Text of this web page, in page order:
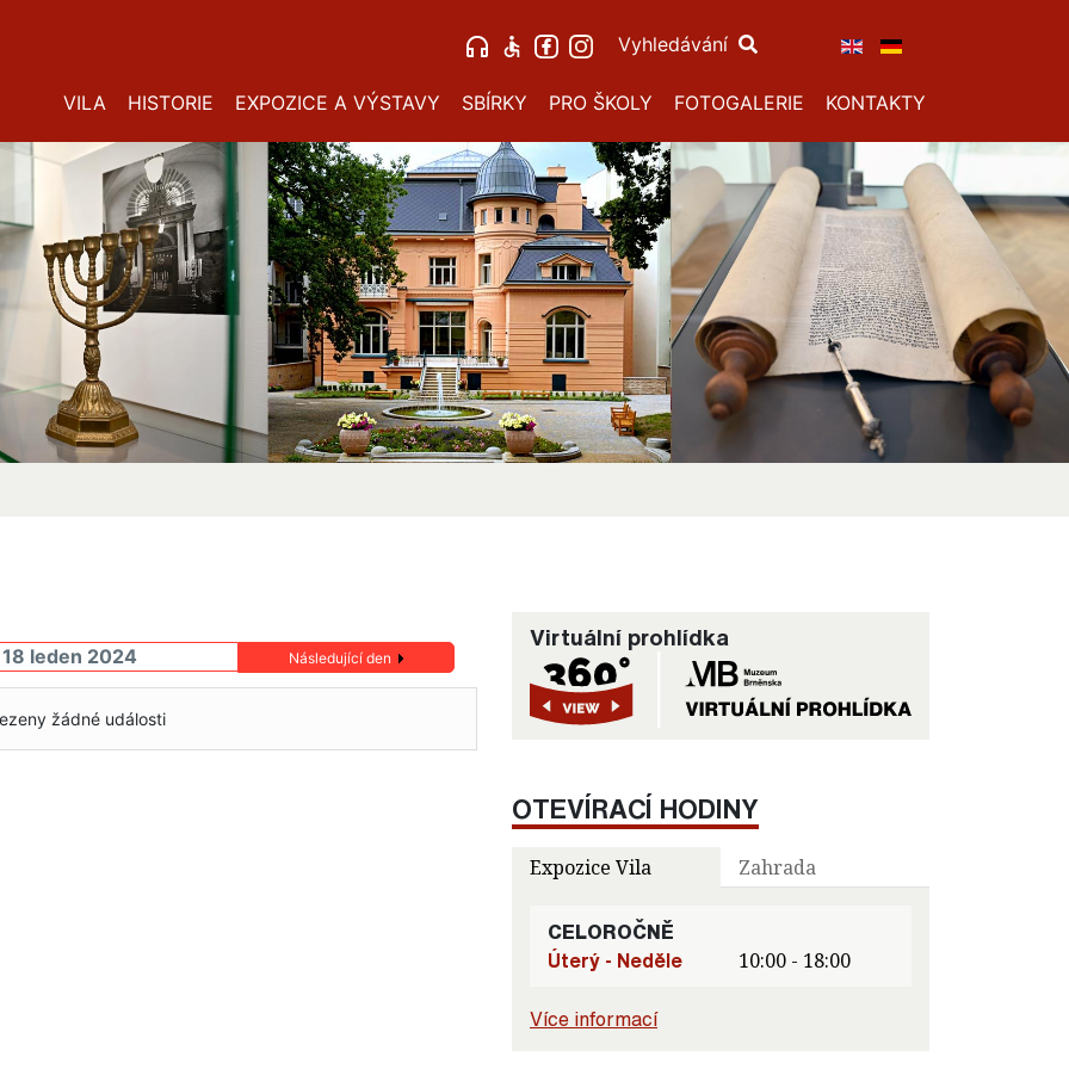
Vyhledávání
VILA HISTORIE EXPOZICE A VÝSTAVY SBÍRKY PRO ŠKOLY FOTOGALERIE KONTAKTY
leden 2024 Následující den
žádné události
Virtuální prohlídka
OTEVÍRACÍ HODINY
Expozice Vila Zahrada
CELOROČNĚ
Úterý - Neděle
10:00 - 18:00
Více informací